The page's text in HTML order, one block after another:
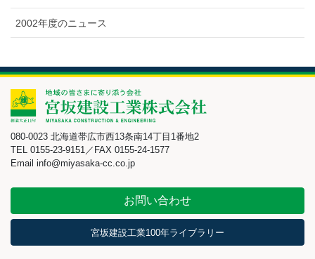
2002年度のニュース
080-0023 北海道帯広市西13条南14丁目1番地2
TEL 0155-23-9151／FAX 0155-24-1577
Email info@miyasaka-cc.co.jp
お問い合わせ
宮坂建設工業100年ライブラリー